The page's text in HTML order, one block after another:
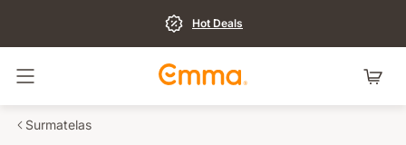
Hot Deals
Basculer la navigation
Surmatelas